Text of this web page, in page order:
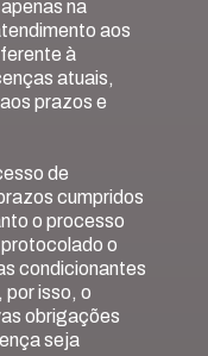
na
aos
à
atuais,
prazos e
de
cumpridos
o processo
o
condicionantes
por isso, o
obrigações
seja